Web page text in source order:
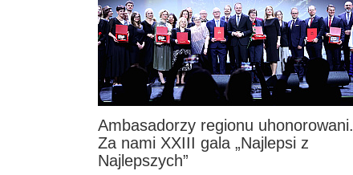
Ambasadorzy regionu uhonorowani.
Za nami XXIII gala „Najlepsi z
Najlepszych”